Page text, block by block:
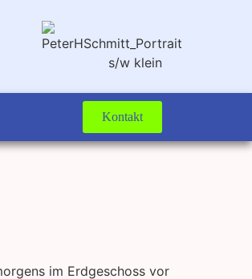
Kontakt
im Erdgeschoss vor